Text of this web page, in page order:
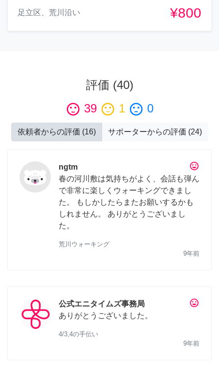
足立区、荒川沿い ¥800
評価 (40)
sentiment_satisfied 39 sentiment_neutral 1 sentiment_dissatisfied 0
依頼者からの評価 (16) サポーターからの評価 (24)
tag_faces
ngtm
春の河川敷は気持ちがよく、会話も弾ん
で非常に楽しくウォーキングできまし
た。 もしかしたらまたお願いするかも
しれません。 ありがとうございまし
た。
荒川ウォーキング
9年前
tag_faces
公式エニタイムズ事務局
ありがとうございました。
4/3,4の手伝い
9年前